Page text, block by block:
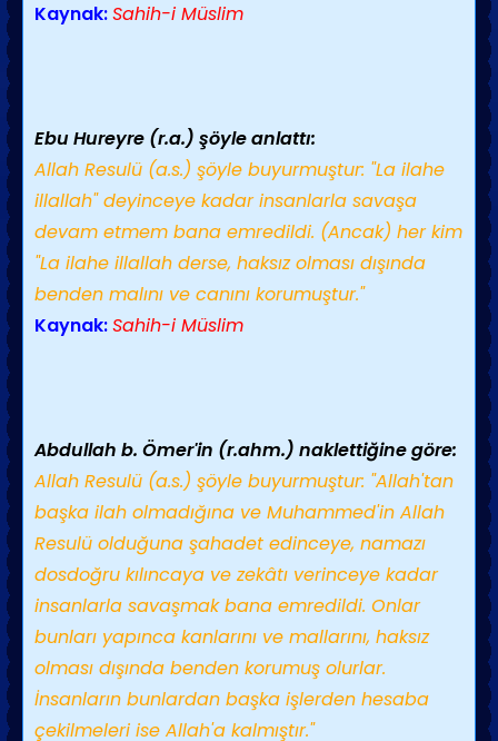
Kaynak:Sahih-i Müslim
Ebu Hureyre (r.a.) şöyle anlattı:
Allah Resulü (a.s.) şöyle buyurmuştur: "La ilahe
illallah" deyinceye kadar insanlarla savaşa
devam etmem bana emredildi. (Ancak) her kim
"La ilahe illallah derse, haksız olması dışında
benden malını ve canını korumuştur."
Kaynak:Sahih-i Müslim
Abdullah b. Ömer'in (r.ahm.) naklettiğine göre:
Allah Resulü (a.s.) şöyle buyurmuştur: "Allah'tan
başka ilah olmadığına ve Muhammed'in Allah
Resulü olduğuna şahadet edinceye, namazı
dosdoğru kılıncaya ve zekâtı verinceye kadar
insanlarla savaşmak bana emredildi. Onlar
bunları yapınca kanlarını ve mallarını, haksız
olması dışında benden korumuş olurlar.
İnsanların bunlardan başka işlerden hesaba
çekilmeleri ise Allah'a kalmıştır."